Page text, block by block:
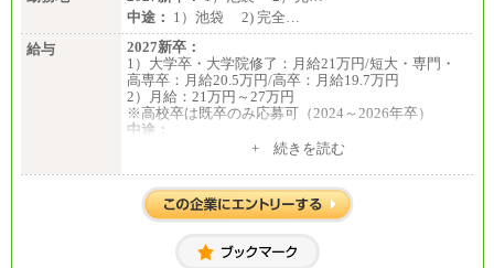
中途： 1）池袋 2) 完全…
給与
2027新卒：
1）大学卒・大学院修了：月給21万円/短大・専門・
高専卒：月給20.5万円/高卒：月給19.7万円
2）月給：21万円～27万円
※高校卒は既卒のみ応募可（2024～2026年卒）
中途：
1）月給：21万円～25万円+ 続きを読む